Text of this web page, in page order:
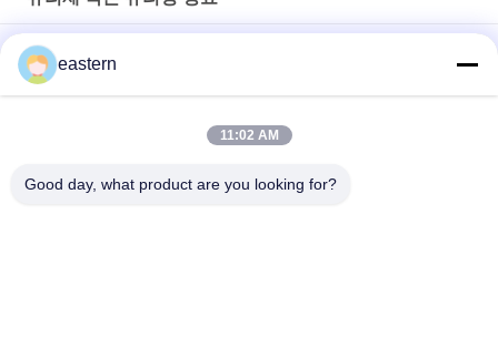
Somatropin HG 176-191 2mlx10 레이블이 있는 유리 바이알
전 세트 Paer Instrution를 가진 tren 아세테이트 작은 유리병 작은
eastern
11:02 AM
Good day, what product are you looking for?